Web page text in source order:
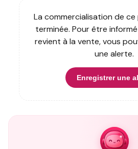
La commercialisation de
terminée. Pour être
revient à la vente, vous
une alerte.
Enregistrer une